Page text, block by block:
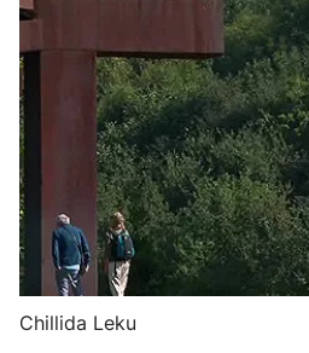
Chillida Leku